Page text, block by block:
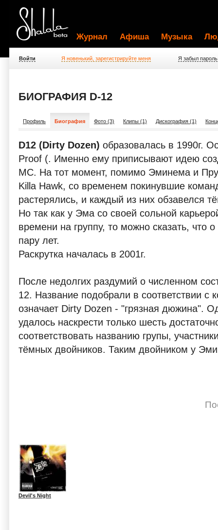
Журнал Афиша Музыка
Войти Я новенький, зарегистрируйте меня Я забыл пароль
БИОГРАФИЯ D-12
Профиль Биография Фото (3) Клипы (1) Дискография (1)
D12 (Dirty Dozen) образовалась в 1990г.
Proof (. Именно ему приписывают идею
MC. На тот момент, помимо Эминема и
Killa Hawk, со временем покинувшие
растерялись, и каждый из них обзавелся
Но так как у Эма со своей сольной
времени на группу, то можно сказать, что
пару лет.
Раскрутка началась в 2001г.
После недолгих раздумий о численном
12. Название подобрали в соответствии с
означает Dirty Dozen - "грязная дюжина".
удалось наскрести только шесть
соответствовать названию групы,
тёмных двойников. Таким двойником у
Devil's Night